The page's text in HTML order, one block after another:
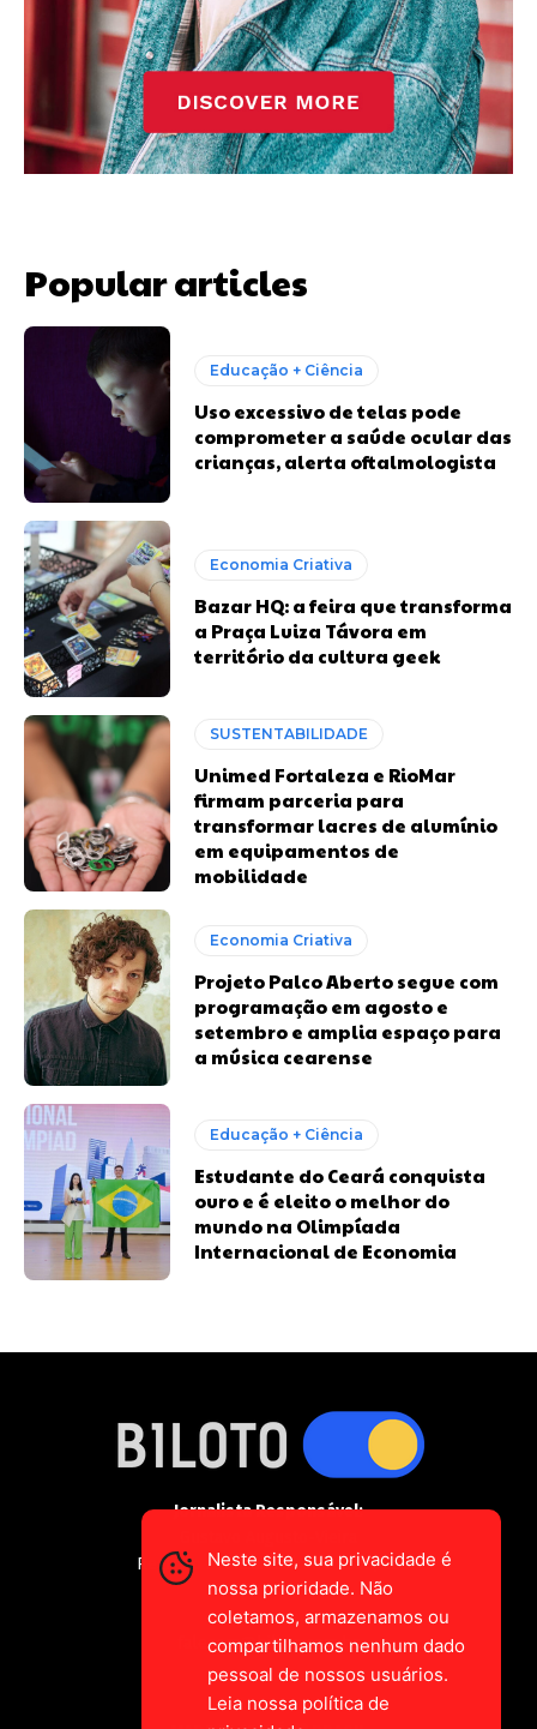
Popular articles
Educação + Ciência
Uso excessivo de telas pode
comprometer a saúde ocular das
crianças, alerta oftalmologista
Economia Criativa
Bazar HQ: a feira que transforma
a Praça Luiza Távora em
território da cultura geek
SUSTENTABILIDADE
Unimed Fortaleza e RioMar
firmam parceria para
transformar lacres de alumínio
em equipamentos de
mobilidade
Economia Criativa
Projeto Palco Aberto segue com
programação em agosto e
setembro e amplia espaço para
a música cearense
Educação + Ciência
Estudante do Ceará conquista
ouro e é eleito o melhor do
mundo na Olimpíada
Internacional de Economia
Jornalista Responsável:
Registro Profissional MTE 2589/CE
falecom@biloto.com.br
Neste site, sua privacidade é
nossa prioridade. Não
coletamos, armazenamos ou
compartilhamos nenhum dado
pessoal de nossos usuários.
Leia nossa política de